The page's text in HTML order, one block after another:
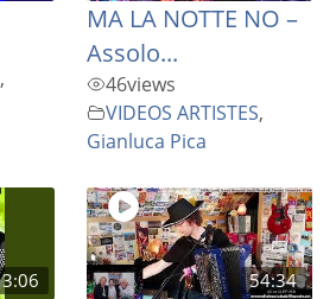
,
MA LA NOTTE NO –
Assolo...
46views
VIDEOS ARTISTES,
Gianluca Pica
3:06 54:34